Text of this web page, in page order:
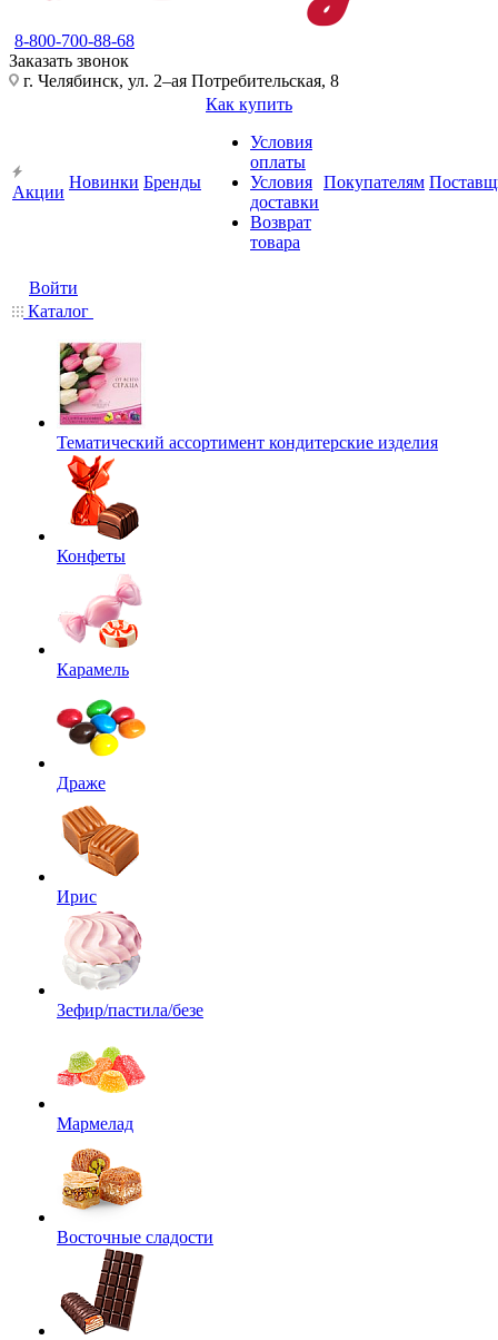
8-800-700-88-68
Заказать звонок
г. Челябинск, ул. 2–ая Потребительская, 8
Акции
Новинки Бренды
Как купить
Условия
оплаты
Условия
доставки
Возврат
товара
Покупателям
Войти
Каталог
Тематический ассортимент кондитерские изделия
Конфеты
Карамель
Драже
Ирис
Зефир/пастила/безе
Мармелад
Восточные сладости